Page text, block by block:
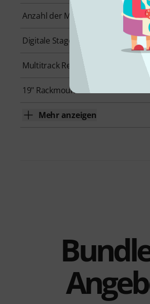
Anzahl der Mikrofoneingänge
Digitale Stagebox-Anbindung
Multitrack Record
19" Rackmount
Mehr anzeigen